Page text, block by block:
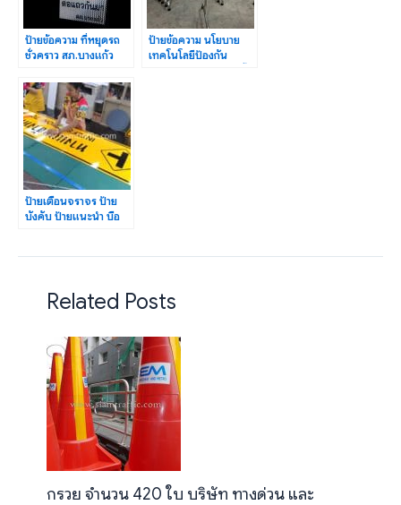
ป้ายข้อความ ที่หยุดรถ
ชั่วคราว สภ.บางแก้ว
ป้ายข้อความ นโยบาย
เทคโนโลยีป้องกัน
ป้ายเตือนจราจร ป้าย
บังคับ ป้ายแนะนำ บือ
Related Posts
กรวย จำนวน 420 ใบ บริษัท ทางด่วน และ